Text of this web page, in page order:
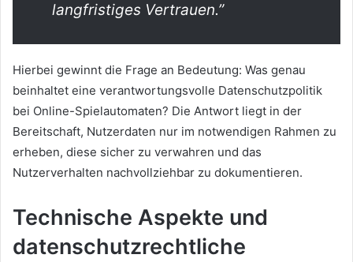
langfristiges Vertrauen.”
Hierbei gewinnt die Frage an Bedeutung: Was genau
beinhaltet eine verantwortungsvolle Datenschutzpolitik
bei Online-Spielautomaten? Die Antwort liegt in der
Bereitschaft, Nutzerdaten nur im notwendigen Rahmen zu
erheben, diese sicher zu verwahren und das
Nutzerverhalten nachvollziehbar zu dokumentieren.
Technische Aspekte und
datenschutzrechtliche